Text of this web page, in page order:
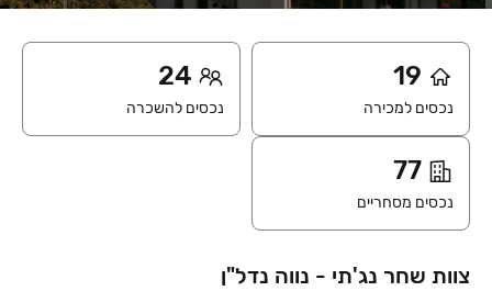
19
נכסים למכירה
24
נכסים להשכרה
77
נכסים מסחריים
צוות שחר נג'תי - נווה נדל"ן